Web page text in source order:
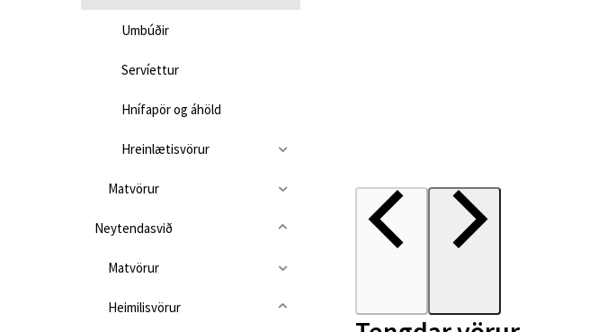
Umbúðir
Servíettur
Hnífapör og áhöld
Hreinlætisvörur
Matvörur
Neytendasvið
Matvörur
Heimilisvörur